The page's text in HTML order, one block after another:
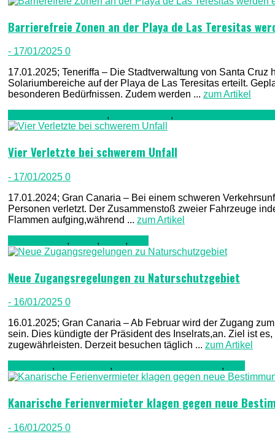
Barrierefreie Zonen an der Playa de Las Teresitas
- 17/01/2025 0
17.01.2025; Teneriffa – Die Stadtverwaltung von Santa
Solariumbereiche auf der Playa de Las Teresitas erteilt.
besonderen Bedürfnissen. Zudem werden ... zum Artikel
, ,
Vier Verletzte bei schwerem Unfall
- 17/01/2025 0
17.01.2024; Gran Canaria – Bei einem schweren
Personen verletzt. Der Zusammenstoß zweier Fahrzeuge
Flammen aufging,während ... zum Artikel
, , ,
Neue Zugangsregelungen zu Naturschutzgebiet
- 16/01/2025 0
16.01.2025; Gran Canaria – Ab Februar wird der Zugang
sein. Dies kündigte der Präsident des Inselrats,an. Ziel ist
zugewährleisten. Derzeit besuchen täglich ... zum Artikel
, , ,
Kanarische Ferienvermieter klagen gegen neue
- 16/01/2025 0